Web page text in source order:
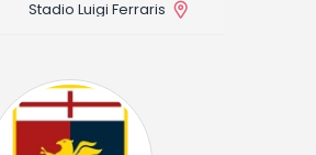
di Giulia
Stadio Luigi Ferraris